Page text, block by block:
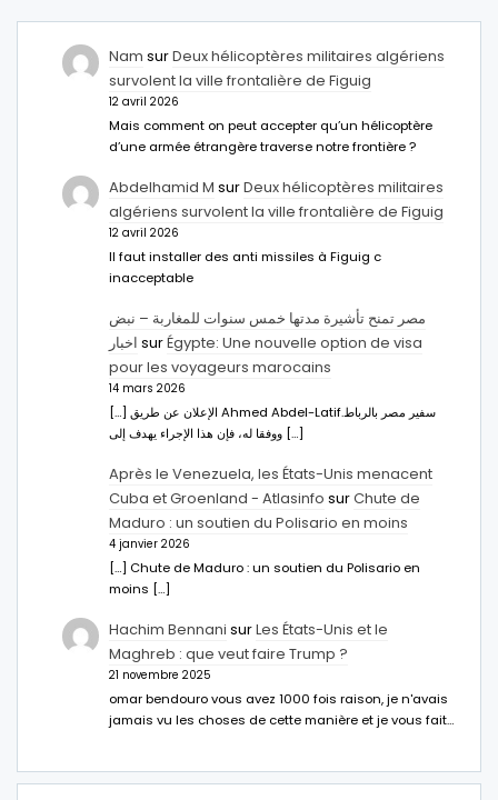
Nam surDeux hélicoptères militaires algériens
survolent la ville frontalière de Figuig
12 avril 2026
Mais comment on peut accepter qu’un hélicoptère
d’une armée étrangère traverse notre frontière ?
Abdelhamid M surDeux hélicoptères militaires
algériens survolent la ville frontalière de Figuig
12 avril 2026
Il faut installer des anti missiles à Figuig c
inacceptable
مصر تمنح تأشيرة مدتها خمس سنوات للمغاربة – نبض
اخبار surÉgypte: Une nouvelle option de visa
pour les voyageurs marocains
14 mars 2026
[…] الإعلان عن طريق Ahmed Abdel-Latifسفير مصر بالرباط.
ووفقا له، فإن هذا الإجراء يهدف إلى […]
Après le Venezuela, les États-Unis menacent
Cuba et Groenland - Atlasinfo surChute de
Maduro : un soutien du Polisario en moins
4 janvier 2026
[…] Chute de Maduro : un soutien du Polisario en
moins […]
Hachim Bennani surLes États-Unis et le
Maghreb : que veut faire Trump ?
21 novembre 2025
omar bendouro vous avez 1000 fois raison, je n'avais
jamais vu les choses de cette manière et je vous fait…